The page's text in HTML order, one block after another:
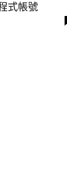
式帳號